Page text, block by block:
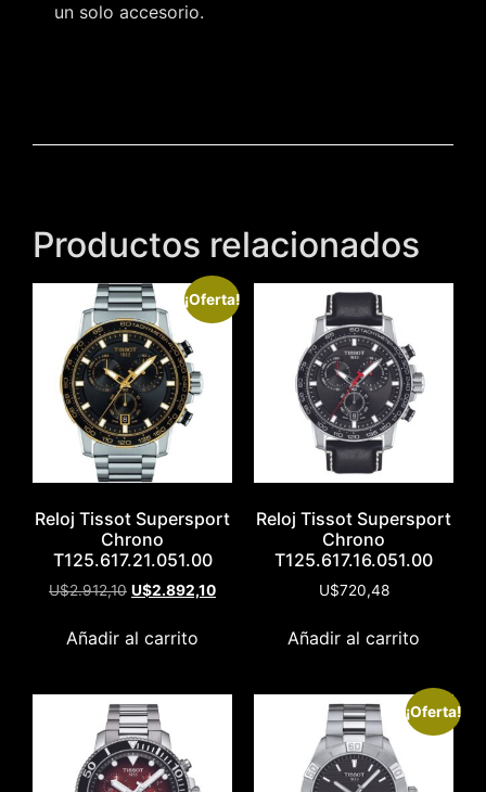
un solo accesorio.
Productos relacionados
¡Oferta!
Reloj Tissot Supersport
Chrono
T125.617.21.051.00
U$2.912,10 U$2.892,10
Añadir al carrito
Reloj Tissot Supersport
Chrono
T125.617.16.051.00
U$720,48
Añadir al carrito
¡Oferta!